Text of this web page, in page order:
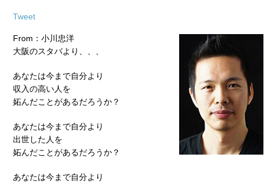
Tweet
From：小川忠洋
大阪のスタバより、、、
あなたは今まで自分より
収入の高い人を
妬んだことがあるだろうか？
あなたは今まで自分より
出世した人を
妬んだことがあるだろうか？
あなたは今まで自分より